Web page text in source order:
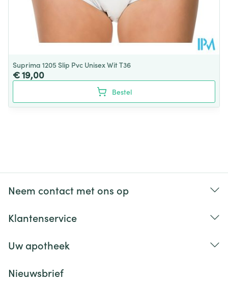
Suprima 1205 Slip Pvc Unisex Wit T36
€ 19,00
Bestel
Neem contact met ons op
Klantenservice
Uw apotheek
Nieuwsbrief